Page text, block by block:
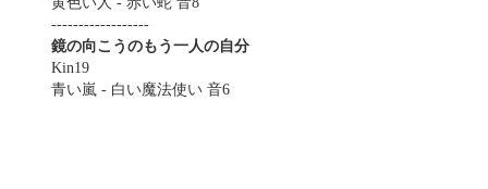
------------------
鏡の向こうのもう一人の自分
Kin19
青い嵐 - 白い魔法使い 音6